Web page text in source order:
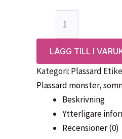
185
08
Plassard
mängd
LÄGG TILL I
Kategori: Plassard
Plassard mönster,
Beskrivning
Ytterligare
Recensioner (0)